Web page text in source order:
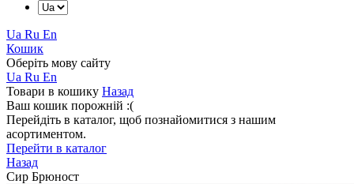
Ua Ru En
Кошик
Оберіть мову сайту
Ua Ru En
Товари в кошику Назад
Ваш кошик порожній :(
Перейдіть в каталог, щоб познайомитися з нашим
асортиментом.
Перейти в каталог
Назад
Сир Брюност